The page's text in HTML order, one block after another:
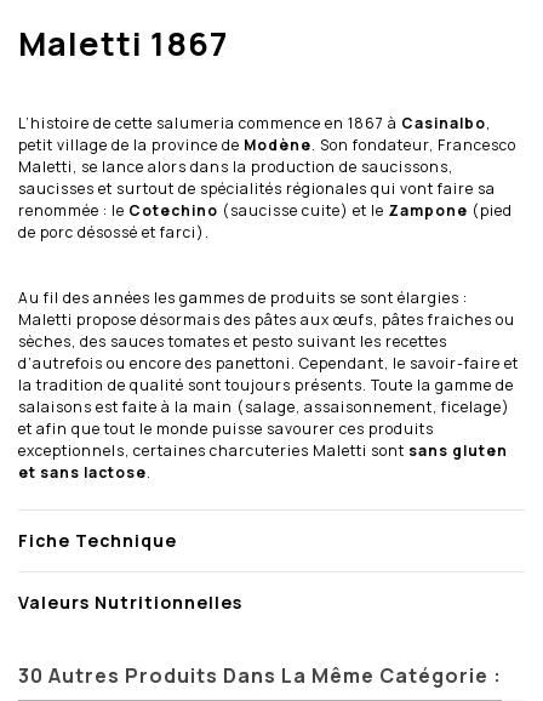
Maletti 1867
L’histoire de cette salumeria commence en 1867 à Casinalbo,
petit village de la province de Modène. Son fondateur, Francesco
Maletti, se lance alors dans la production de saucissons,
saucisses et surtout de spécialités régionales qui vont faire sa
renommée : le Cotechino (saucisse cuite) et le Zampone (pied
de porc désossé et farci).
Au fil des années les gammes de produits se sont élargies :
Maletti propose désormais des pâtes aux œufs, pâtes fraiches ou
sèches, des sauces tomates et pesto suivant les recettes
d’autrefois ou encore des panettoni. Cependant, le savoir-faire et
la tradition de qualité sont toujours présents. Toute la gamme de
salaisons est faite à la main (salage, assaisonnement, ficelage)
et afin que tout le monde puisse savourer ces produits
exceptionnels, certaines charcuteries Maletti sont sans gluten
et sans lactose.
Fiche Technique
Valeurs Nutritionnelles
30 Autres Produits Dans La Même Catégorie :